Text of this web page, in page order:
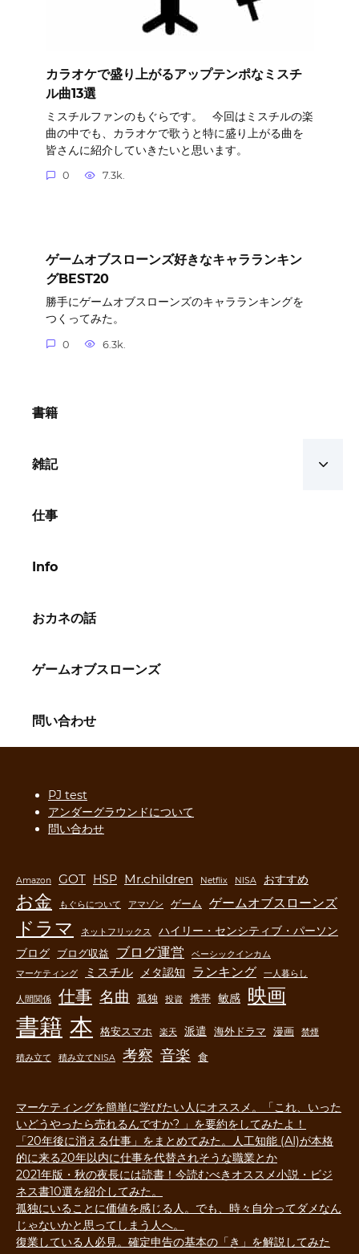
カラオケで盛り上がるアップテンポなミスチ
ル曲13選
ミスチルファンのもぐらです。 今回はミスチルの楽
曲の中でも、カラオケで歌うと特に盛り上がる曲を
皆さんに紹介していきたいと思います。
0 7.3k.
ゲームオブスローンズ好きなキャラランキン
グBEST20
勝手にゲームオブスローンズのキャラランキングを
つくってみた。
0 6.3k.
書籍
雑記
仕事
Info
おカネの話
ゲームオブスローンズ
問い合わせ
PJ test
アンダーグラウンドについて
問い合わせ
Amazon GOT HSP Mr.children Netflix NISA おすすめ
お金 もぐらについて アマゾン ゲーム ゲームオブスローンズ
ドラマ ネットフリックス
ハイリー・センシティブ・パーソン
ブログ
ブログ収益 ブログ運営
ベーシックインカム
マーケティング
ミスチル メタ認知 ランキング 一人暮らし
人間関係 仕事 名曲 孤独 投資 携帯 敏感 映画
書籍 本 格安スマホ 楽天 派遣 海外ドラマ 漫画 禁煙
積み立て 積み立てNISA 考察 音楽 食
マーケティングを簡単に学びたい人にオススメ。「これ、いった
いどうやったら売れるんですか? 」を要約をしてみたよ！
「20年後に消える仕事」をまとめてみた。人工知能 (AI)が本格
的に来る20年以内に仕事を代替されそうな職業とか
2021年版・秋の夜長には読書！今読むべきオススメ小説・ビジ
ネス書10選を紹介してみた。
孤独にいることに価値を感じる人。でも、時々自分ってダメなん
じゃないかと思ってしまう人へ。
復業している人必見。確定申告の基本の「き」を解説してみた